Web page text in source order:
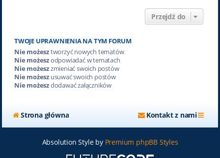
Przejdź do
TWOJE UPRAWNIENIA NA TYM FORUM
Nie możesztworzyć nowych tematów
Nie możeszodpowiadać w tematach
Nie możeszzmieniać swoich postów
Nie możeszusuwać swoich postów
Nie możeszdodawać załączników
Strona główna Kontakt z nami
Absolution Style by Premium phpBB Styles